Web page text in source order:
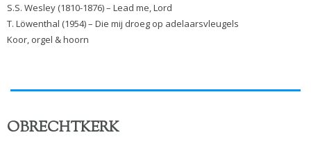
S.S. Wesley (1810-1876) – Lead me, Lord
T. Löwenthal (1954) – Die mij droeg op adelaarsvleugels
Koor, orgel & hoorn
OBRECHTKERK